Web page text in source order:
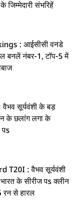
संभरिहें
: आईसीसी वनडे
बनलें नंबर-1, टॉप-5 में
सूर्यवंशी के बड़
के छलांग लगा के
T20I : वैभव सूर्यवंशी
के सीरीज पs क्लीन
रन से हारल